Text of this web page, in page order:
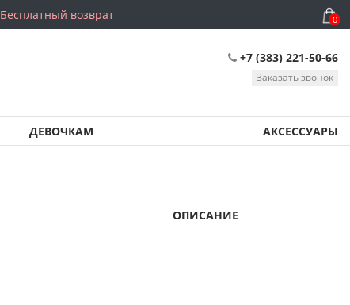
Бесплатный возврат 0
+7 (383) 221-50-66
Заказать звонок
ДЕВОЧКАМ АКСЕССУАРЫ
ОПИСАНИЕ